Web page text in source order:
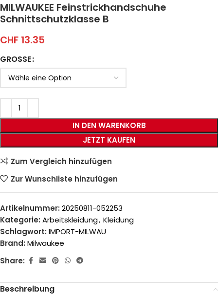
MILWAUKEE Feinstrickhandschuhe
Schnittschutzklasse B
CHF 13.35
GROSSE
IN DEN WARENKORB
JETZT KAUFEN
Zum Vergleich hinzufügen
Zur Wunschliste hinzufügen
Artikelnummer: 20250811-052253
Kategorie: Arbeitskleidung, Kleidung
Schlagwort: IMPORT-MILWAU
Brand: Milwaukee
Share:
Beschreibung